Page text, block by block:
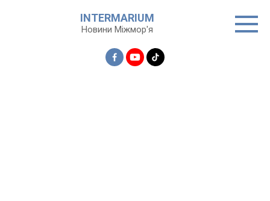
INTERMARIUM
Новини Міжмор'я